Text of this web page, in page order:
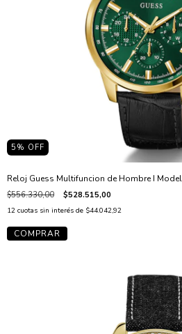
5 % OFF
Reloj Guess Multifuncion de Hombre I
$556.330,00 $528.515,00
12 cuotas sin interés de $44.042,92